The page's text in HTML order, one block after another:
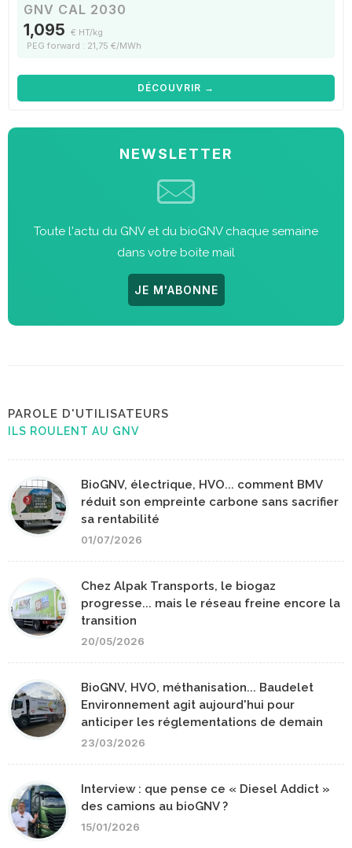
GNV CAL 2030
1,095 € HT/kg
PEG forward : 21,75 €/MWh
DÉCOUVRIR →
NEWSLETTER
Toute l'actu du GNV et du bioGNV chaque semaine
dans votre boite mail
JE M'ABONNE
PAROLE D'UTILISATEURS
ILS ROULENT AU GNV
BioGNV, électrique, HVO... comment BMV
réduit son empreinte carbone sans sacrifier
sa rentabilité
01/07/2026
Chez Alpak Transports, le biogaz
progresse... mais le réseau freine encore la
transition
20/05/2026
BioGNV, HVO, méthanisation... Baudelet
Environnement agit aujourd'hui pour
anticiper les réglementations de demain
23/03/2026
Interview : que pense ce « Diesel Addict »
des camions au bioGNV ?
15/01/2026